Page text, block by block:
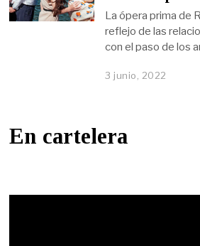
La ópera prima de
reflejo de las
con el paso de los
3 junio, 2022
En cartelera